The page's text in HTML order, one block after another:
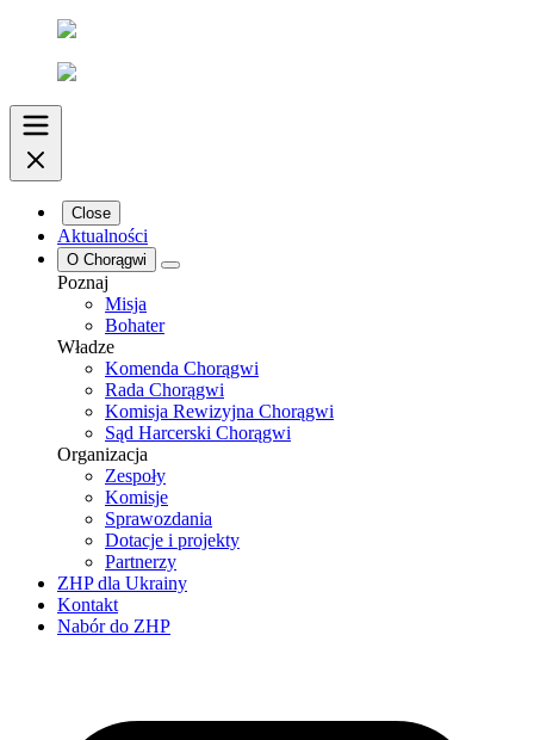
Close
Aktualności
O Chorągwi
Poznaj
Misja
Bohater
Władze
Komenda Chorągwi
Rada Chorągwi
Komisja Rewizyjna Chorągwi
Sąd Harcerski Chorągwi
Organizacja
Zespoły
Komisje
Sprawozdania
Dotacje i projekty
Partnerzy
ZHP dla Ukrainy
Kontakt
Nabór do ZHP